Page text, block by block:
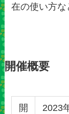
在の使い方な
開催概要
開
2023